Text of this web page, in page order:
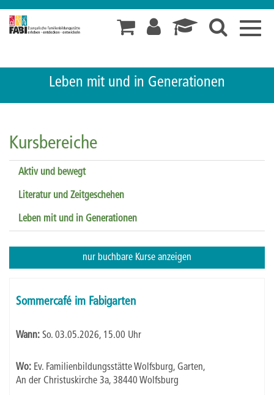
Leben mit und in Generationen
Kursbereiche
Aktiv und bewegt
Literatur und Zeitgeschehen
Leben mit und in Generationen
nur buchbare Kurse anzeigen
Tabellenüberschriften
werden.
Sommercafé im Fabigarten
Wann: So. 03.05.2026, 15.00 Uhr
Wo: Ev. Familienbildungsstätte Wolfsburg, Garten,
An der Christuskirche 3a, 38440 Wolfsburg